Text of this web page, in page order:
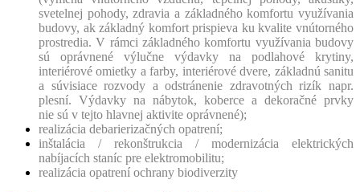
svetelnej pohody, zdravia a základného komfortu využívania
budovy, ak základný komfort prispieva ku kvalite vnútorného
prostredia. V rámci základného komfortu využívania budovy
sú oprávnené výlučne výdavky na podlahové krytiny,
interiérové omietky a farby, interiérové dvere, základnú sanitu
a súvisiace rozvody a odstránenie zdravotných rizík napr.
plesní. Výdavky na nábytok, koberce a dekoračné prvky
nie sú v tejto hlavnej aktivite oprávnené);
realizácia debarierizačných opatrení;
inštalácia / rekonštrukcia / modernizácia elektrických
nabíjacích staníc pre elektromobilitu;
realizácia opatrení ochrany biodiverzity